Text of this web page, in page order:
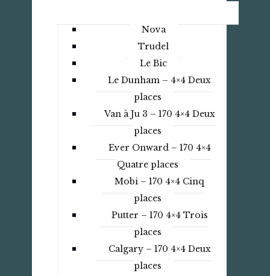
Nova
Trudel
Le Bic
Le Dunham – 4×4 Deux
places
Van à Ju 3 – 170 4×4 Deux
places
Ever Onward – 170 4×4
Quatre places
Mobi – 170 4×4 Cinq
places
Putter – 170 4×4 Trois
places
Calgary – 170 4×4 Deux
places